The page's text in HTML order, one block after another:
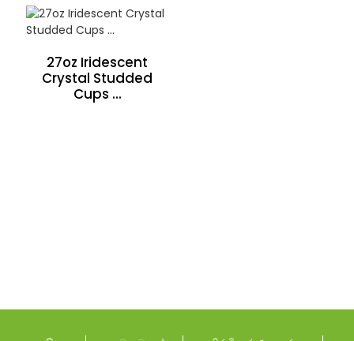
27oz Iridescent
Crystal Studded
Cups ...